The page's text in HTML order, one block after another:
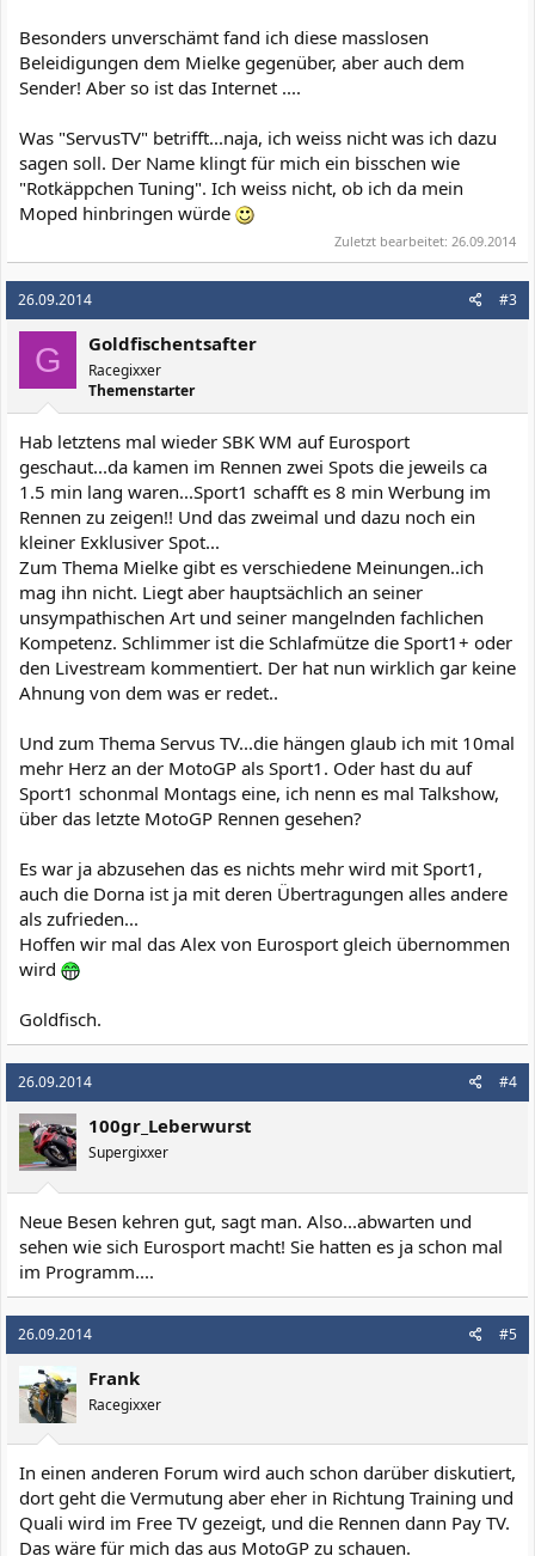
Besonders unverschämt fand ich diese masslosen
Beleidigungen dem Mielke gegenüber, aber auch dem
Sender! Aber so ist das Internet ....
Was "ServusTV" betrifft...naja, ich weiss nicht was ich dazu
sagen soll. Der Name klingt für mich ein bisschen wie
"Rotkäppchen Tuning". Ich weiss nicht, ob ich da mein
Moped hinbringen würde
Zuletzt bearbeitet: 26.09.2014
26.09.2014 #3
G Goldfischentsafter
Racegixxer
Themenstarter
Hab letztens mal wieder SBK WM auf Eurosport
geschaut...da kamen im Rennen zwei Spots die jeweils ca
1.5 min lang waren...Sport1 schafft es 8 min Werbung im
Rennen zu zeigen!! Und das zweimal und dazu noch ein
kleiner Exklusiver Spot...
Zum Thema Mielke gibt es verschiedene Meinungen..ich
mag ihn nicht. Liegt aber hauptsächlich an seiner
unsympathischen Art und seiner mangelnden fachlichen
Kompetenz. Schlimmer ist die Schlafmütze die Sport1+ oder
den Livestream kommentiert. Der hat nun wirklich gar keine
Ahnung von dem was er redet..
Und zum Thema Servus TV...die hängen glaub ich mit 10mal
mehr Herz an der MotoGP als Sport1. Oder hast du auf
Sport1 schonmal Montags eine, ich nenn es mal Talkshow,
über das letzte MotoGP Rennen gesehen?
Es war ja abzusehen das es nichts mehr wird mit Sport1,
auch die Dorna ist ja mit deren Übertragungen alles andere
als zufrieden...
Hoffen wir mal das Alex von Eurosport gleich übernommen
wird
Goldfisch.
26.09.2014 #4
100gr_Leberwurst
Supergixxer
Neue Besen kehren gut, sagt man. Also...abwarten und
sehen wie sich Eurosport macht! Sie hatten es ja schon mal
im Programm....
26.09.2014 #5
Frank
Racegixxer
In einen anderen Forum wird auch schon darüber diskutiert,
dort geht die Vermutung aber eher in Richtung Training und
Quali wird im Free TV gezeigt, und die Rennen dann Pay TV.
Das wäre für mich das aus MotoGP zu schauen.